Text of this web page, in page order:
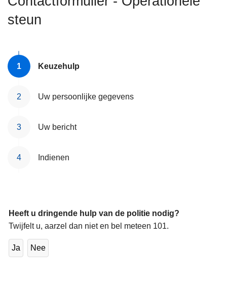
steun
Keuzehulp
Uw persoonlijke gegevens
Uw bericht
Indienen
Heeft u dringende hulp van de politie nodig?
Twijfelt u, aarzel dan niet en bel meteen 101.
Ja Nee